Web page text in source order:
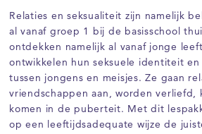
Relaties en seksualiteit zijn namelijk
al vanaf groep 1 bij de basisschool
ontdekken namelijk al vanaf jonge
ontwikkelen hun seksuele identiteit
tussen jongens en meisjes. Ze gaan
vriendschappen aan, worden verliefd,
komen in de puberteit. Met dit
op een leeftijdsadequate wijze de